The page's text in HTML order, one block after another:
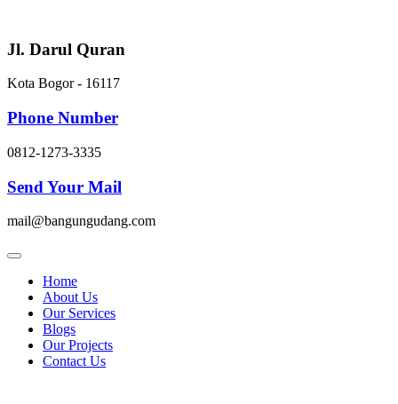
content
Jl. Darul Quran
Kota Bogor - 16117
Phone Number
0812-1273-3335
Send Your Mail
mail@bangungudang.com
Home
About Us
Our Services
Blogs
Our Projects
Contact Us